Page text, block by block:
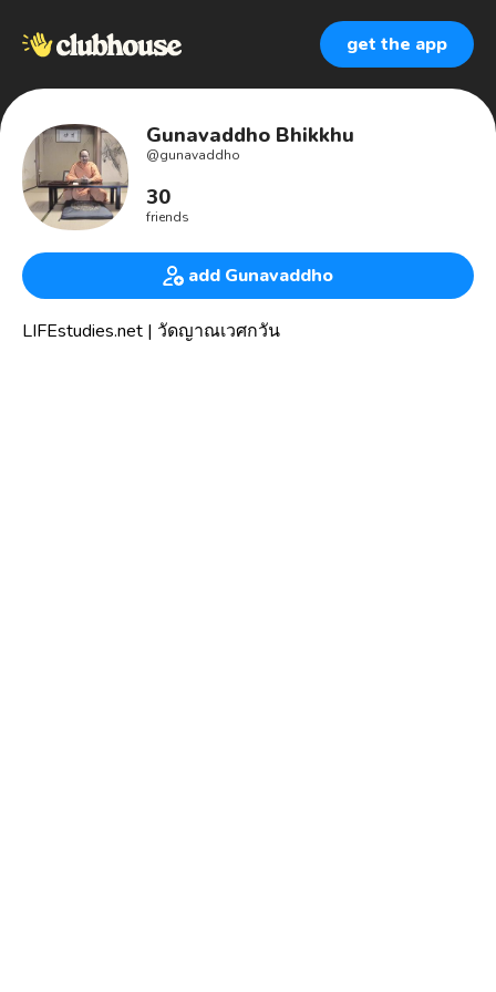
get the app
Gunavaddho Bhikkhu
@gunavaddho
30
friends
add Gunavaddho
LIFEstudies.net | วัดญาณเวศกวัน